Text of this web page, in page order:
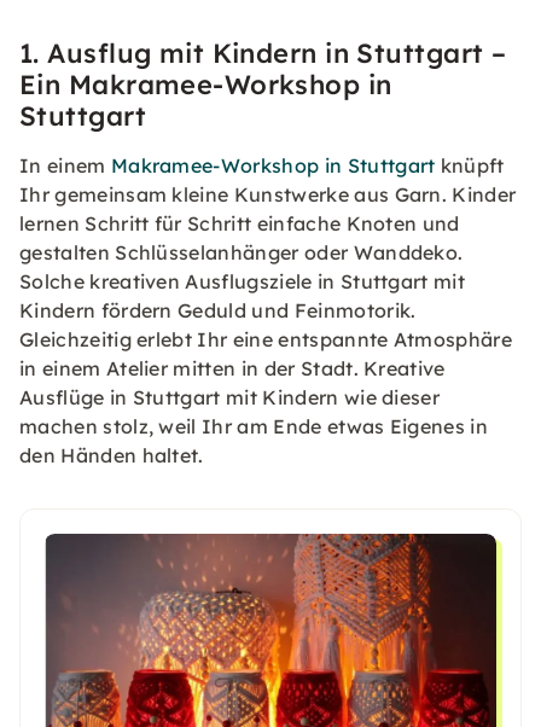
1. Ausflug mit Kindern in Stuttgart –
Ein Makramee-Workshop in
Stuttgart
In einem Makramee-Workshop in Stuttgart knüpft
Ihr gemeinsam kleine Kunstwerke aus Garn. Kinder
lernen Schritt für Schritt einfache Knoten und
gestalten Schlüsselanhänger oder Wanddeko.
Solche kreativen Ausflugsziele in Stuttgart mit
Kindern fördern Geduld und Feinmotorik.
Gleichzeitig erlebt Ihr eine entspannte Atmosphäre
in einem Atelier mitten in der Stadt. Kreative
Ausflüge in Stuttgart mit Kindern wie dieser
machen stolz, weil Ihr am Ende etwas Eigenes in
den Händen haltet.